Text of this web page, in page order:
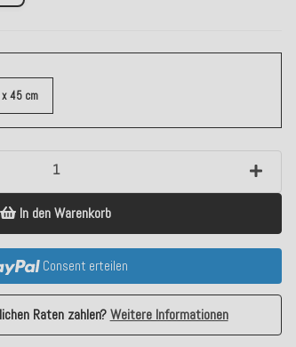
45 cm
In den Warenkorb
Consent erteilen
Raten zahlen?Weitere Informationen